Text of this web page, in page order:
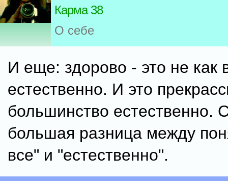
Карма 38
О себе
И еще: здорово - это не как
естественно. И это
большинство естественно.
большая разница между
все" и "естественно".